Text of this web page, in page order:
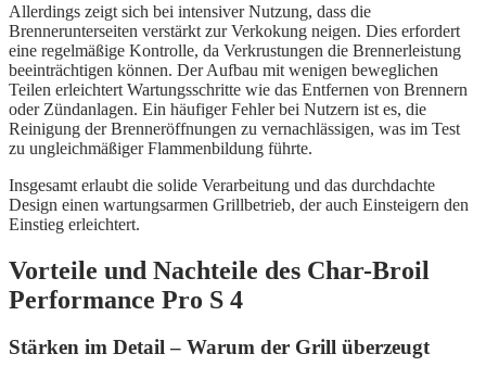
Allerdings zeigt sich bei intensiver Nutzung, dass die
Brennerunterseiten verstärkt zur Verkokung neigen. Dies erfordert
eine regelmäßige Kontrolle, da Verkrustungen die Brennerleistung
beeinträchtigen können. Der Aufbau mit wenigen beweglichen
Teilen erleichtert Wartungsschritte wie das Entfernen von Brennern
oder Zündanlagen. Ein häufiger Fehler bei Nutzern ist es, die
Reinigung der Brenneröffnungen zu vernachlässigen, was im Test
zu ungleichmäßiger Flammenbildung führte.
Insgesamt erlaubt die solide Verarbeitung und das durchdachte
Design einen wartungsarmen Grillbetrieb, der auch Einsteigern den
Einstieg erleichtert.
Vorteile und Nachteile des Char-Broil
Performance Pro S 4
Stärken im Detail – Warum der Grill überzeugt